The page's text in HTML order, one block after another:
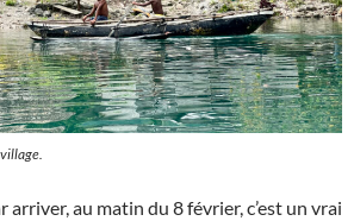
au matin du 8 février, c’est un vrai